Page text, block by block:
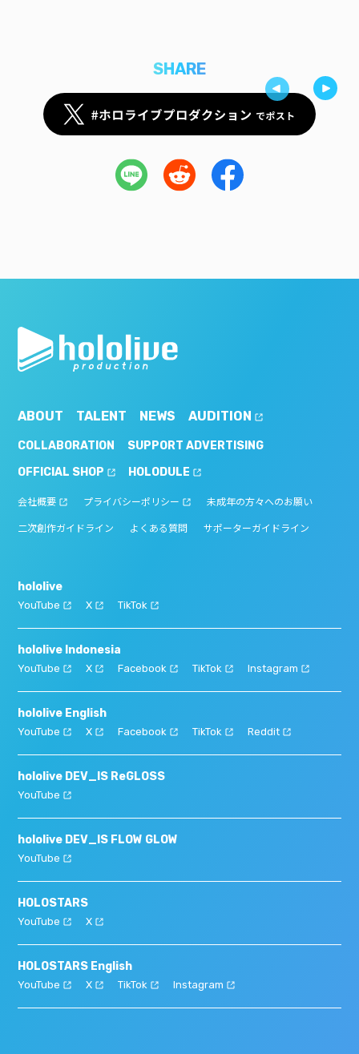
SHARE
ABOUT TALENT NEWS AUDITION
COLLABORATION
SUPPORT ADVERTISING
OFFICIAL SHOP
HOLODULE
会社概要 プライバシーポリシー 未成年の方々へのお願い
二次創作ガイドライン よくある質問 サポーターガイドライン
hololive
YouTube X TikTok
hololive Indonesia
YouTube X Facebook TikTok Instagram
hololive English
YouTube X Facebook TikTok Reddit
hololive DEV_IS ReGLOSS
YouTube
hololive DEV_IS FLOW GLOW
YouTube
HOLOSTARS
YouTube X
HOLOSTARS English
YouTube X TikTok Instagram